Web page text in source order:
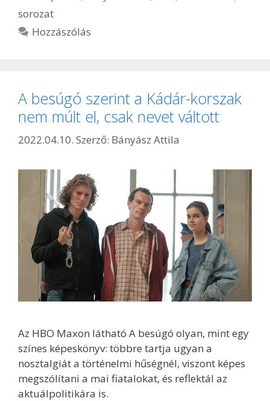
sorozat
Hozzászólás
A besúgó szerint a Kádár-korszak
nem múlt el, csak nevet váltott
2022.04.10. Szerző: Bányász Attila
Az HBO Maxon látható A besúgó olyan, mint egy
színes képeskönyv: többre tartja ugyan a
nosztalgiát a történelmi hűségnél, viszont képes
megszólítani a mai fiatalokat, és reflektál az
aktuálpolitikára is.